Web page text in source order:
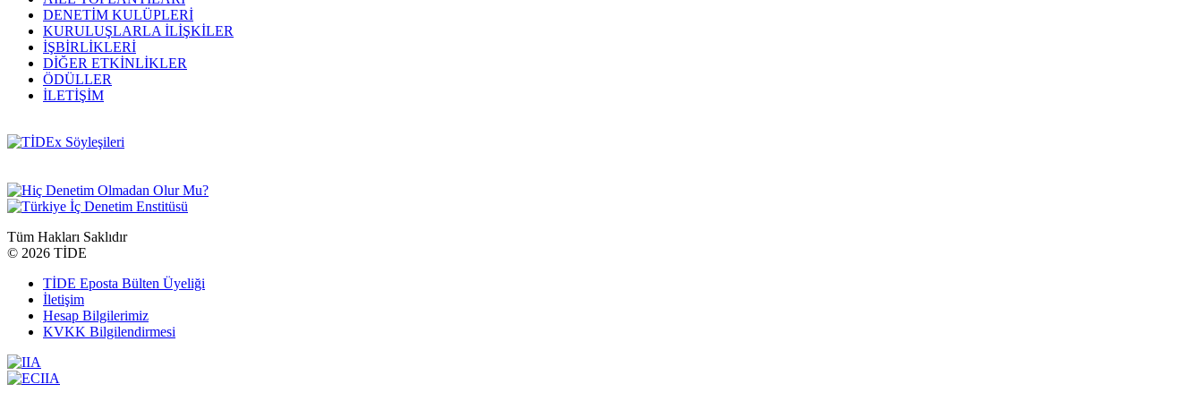
DENETİM KULÜPLERİ
KURULUŞLARLA İLİŞKİLER
İŞBİRLİKLERİ
DİĞER ETKİNLİKLER
ÖDÜLLER
İLETİŞİM
Tüm Hakları Saklıdır
© 2026 TİDE
TİDE Eposta Bülten Üyeliği
İletişim
Hesap Bilgilerimiz
KVKK Bilgilendirmesi